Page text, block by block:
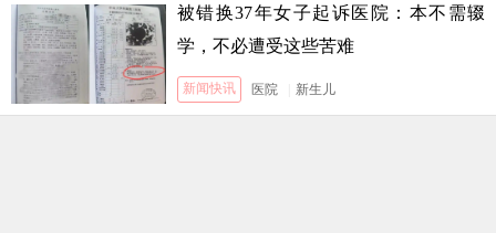
被错换37年女子起诉医院：本不需辍
学，不必遭受这些苦难
新闻快讯 医院 新生儿